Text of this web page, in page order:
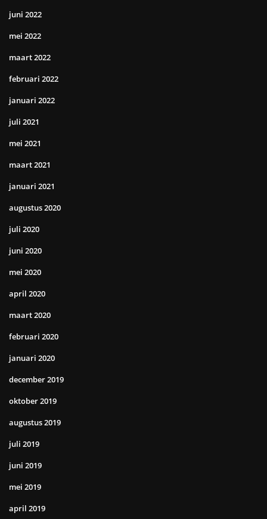
juni 2022
mei 2022
maart 2022
februari 2022
januari 2022
juli 2021
mei 2021
maart 2021
januari 2021
augustus 2020
juli 2020
juni 2020
mei 2020
april 2020
maart 2020
februari 2020
januari 2020
december 2019
oktober 2019
augustus 2019
juli 2019
juni 2019
mei 2019
april 2019